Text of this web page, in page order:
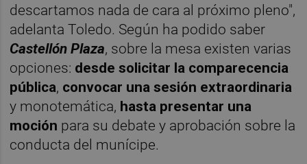
descartamos nada de cara al próximo pleno",
adelanta Toledo. Según ha podido saber
Castellón Plaza, sobre la mesa existen varias
opciones: desde solicitar la comparecencia
pública, convocar una sesión extraordinaria
y monotemática, hasta presentar una
moción para su debate y aprobación sobre la
conducta del munícipe.